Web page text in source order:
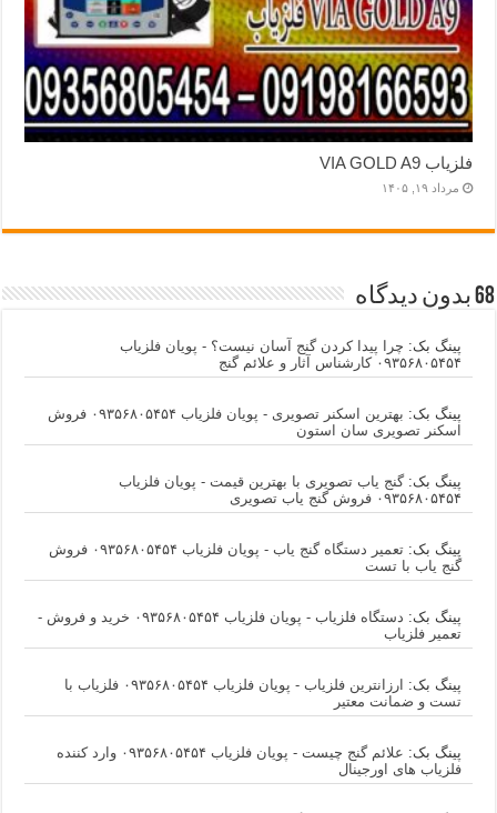
فلزیاب VIA GOLD A9
مرداد ۱۹, ۱۴۰۵
68 بدون دیدگاه
پینگ بک: چرا پیدا کردن گنج آسان نیست؟ - پویان فلزیاب
۰۹۳۵۶۸۰۵۴۵۴ کارشناس آثار و علائم گنج
پینگ بک:
بهترین اسکنر تصویری - پویان فلزیاب ۰۹۳۵۶۸۰۵۴۵۴ فروش
اسکنر تصویری سان استون
پینگ بک:گنج یاب تصویری با بهترین قیمت - پویان فلزیاب
۰۹۳۵۶۸۰۵۴۵۴ فروش گنج یاب تصویری
پینگ بک:
تعمیر دستگاه گنج یاب - پویان فلزیاب ۰۹۳۵۶۸۰۵۴۵۴ فروش
گنج یاب با تست
پینگ بک:
دستگاه فلزیاب - پویان فلزیاب ۰۹۳۵۶۸۰۵۴۵۴ خرید و فروش -
تعمیر فلزیاب
پینگ بک:
ارزانترین فلزیاب - پویان فلزیاب ۰۹۳۵۶۸۰۵۴۵۴ فلزیاب با
تست و ضمانت معتیر
پینگ بک:
علائم گنج چیست - پویان فلزیاب ۰۹۳۵۶۸۰۵۴۵۴ وارد کننده
فلزیاب های اورجینال